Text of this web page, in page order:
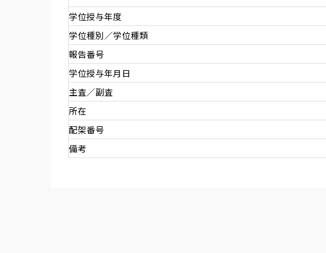
学位授与年度
学位種別／学位種類
報告番号
学位授与年月日
主査／副査
所在
配架番号
備考